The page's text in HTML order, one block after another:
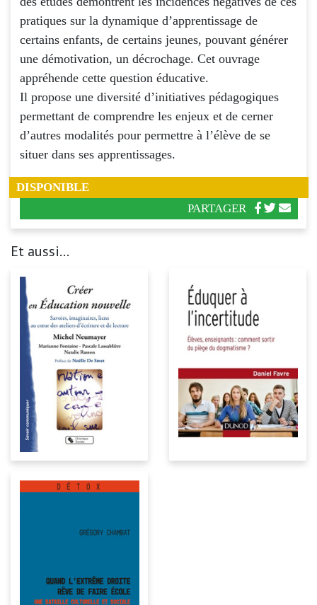
pratiques sur la dynamique d’apprentissage de
certains enfants, de certains jeunes, pouvant générer
une démotivation, un décrochage. Cet ouvrage
appréhende cette question éducative.
Il propose une diversité d’initiatives pédagogiques
permettant de comprendre les enjeux et de cerner
d’autres modalités pour permettre à l’élève de se
situer dans ses apprentissages.
DISPONIBLE
PARTAGER
Et aussi...